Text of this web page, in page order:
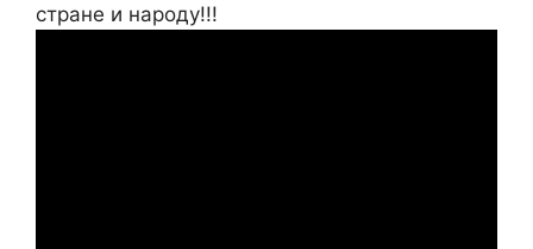
стране и народу!!!